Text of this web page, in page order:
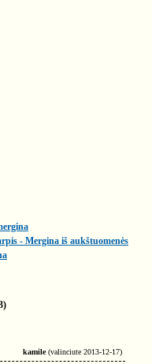
- Mergina iš aukštuomenės
kamile(valinciute 2013-12-17)